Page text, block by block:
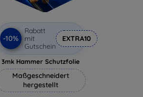
-10%
Rabatt
mit
Gutschein
EXTRA10
3mk Hammer Schutzfolie
Maßgeschneidert
hergestellt